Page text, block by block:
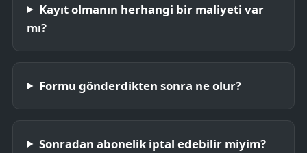
Kayıt olmanın herhangi bir maliyeti var
mı?
Formu gönderdikten sonra ne olur?
Sonradan abonelik iptal edebilir miyim?